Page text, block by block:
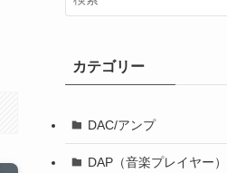
カテゴリー
DAC/アンプ
DAP（音楽プレイヤー）